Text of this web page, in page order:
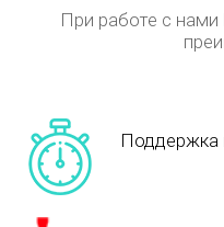
При работе с
Поддержка